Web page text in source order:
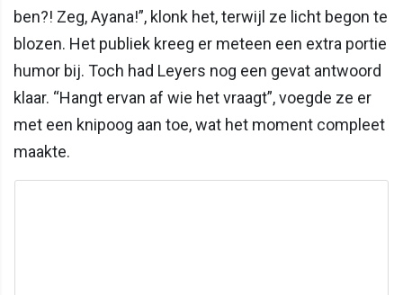
ben?! Zeg, Ayana!”, klonk het, terwijl ze licht begon te
blozen. Het publiek kreeg er meteen een extra portie
humor bij. Toch had Leyers nog een gevat antwoord
klaar. “Hangt ervan af wie het vraagt”, voegde ze er
met een knipoog aan toe, wat het moment compleet
maakte.